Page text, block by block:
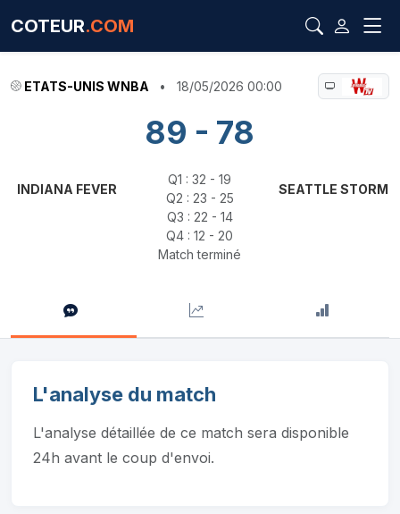
COTEUR.COM
ETATS-UNIS WNBA • 18/05/2026 00:00
INDIANA FEVER
89 - 78
Q1 : 32 - 19
Q2 : 23 - 25
Q3 : 22 - 14
Q4 : 12 - 20
Match terminé
SEATTLE STORM
L'analyse du match
L'analyse détaillée de ce match sera disponible
24h avant le coup d'envoi.